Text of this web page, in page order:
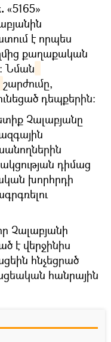
«5165»
է որպես
քաղաքական
Նման
շարժումը,
դեպքերին։
Չալաբյանը
դիմաց
խորհրդի
Չալաբյանի
է վերջինիս
հնչեցրած
հանրային